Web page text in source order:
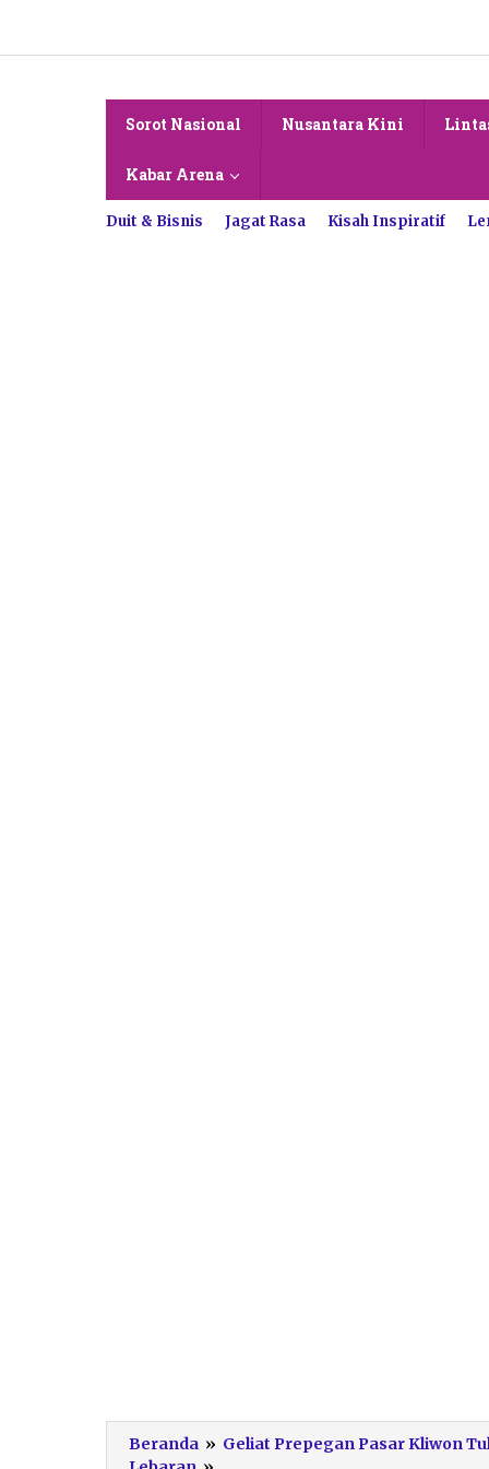
konten
Sorot Nasional Nusantara Kini
Kabar Arena
Duit & Bisnis Jagat Rasa Kisah Inspiratif
Beranda » Geliat Prepegan Pasar Kliwon